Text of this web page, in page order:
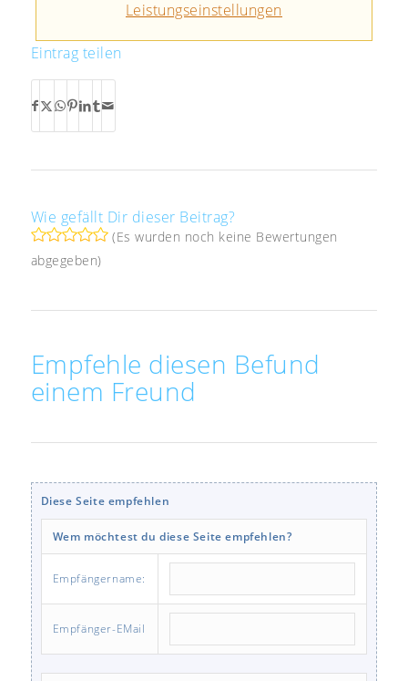
Leistungseinstellungen
Eintrag teilen
Wie gefällt Dir dieser Beitrag?
(Es wurden noch keine Bewertungen
abgegeben)
Empfehle diesen Befund
einem Freund
Diese Seite empfehlen
Wem möchtest du diese Seite empfehlen?
Empfängername:
Empfänger-EMail